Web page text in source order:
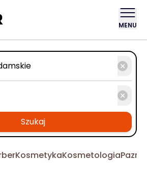
MENU
Szukaj
KosmetykaKosmetologia